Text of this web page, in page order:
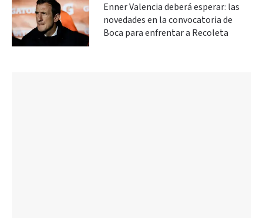
Enner Valencia deberá esperar: las
novedades en la convocatoria de
Boca para enfrentar a Recoleta